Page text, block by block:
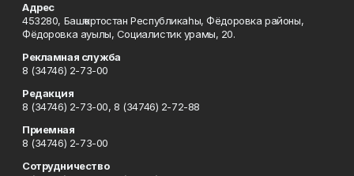
Адрес
453280, Башҡортостан Республикаһы, Фёдоровка районы,
Фёдоровка ауылы, Социалистик урамы, 20.
Рекламная служба
8 (34746) 2-73-00
Редакция
8 (34746) 2-73-00, 8 (34746) 2-72-88
Приемная
8 (34746) 2-73-00
Сотрудничество